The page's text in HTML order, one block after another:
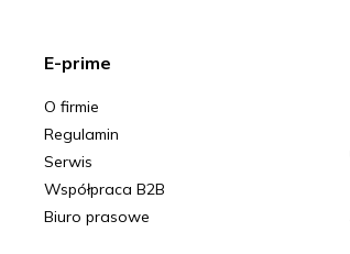
E-prime
O firmie
Regulamin
Serwis
Współpraca B2B
Biuro prasowe